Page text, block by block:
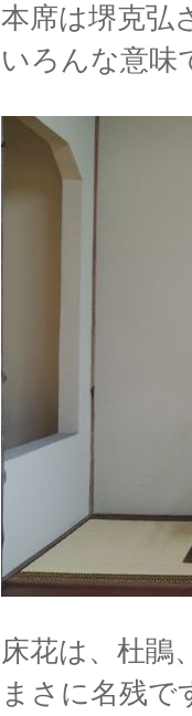
本席は堺克弘
いろんな意味
床花は、杜鵑
まさに名残で